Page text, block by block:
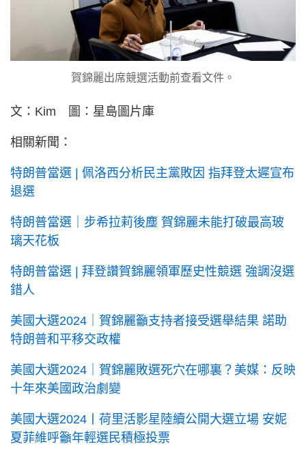
賀錦麗出席競選活動前查看文件。
文：Kim 圖：星島圖片庫
相關新聞：
特朗普當選 | 佩洛西分析民主黨敗因 指拜登太遲宣布
退選
特朗普當選｜步希拉莉後塵 賀錦麗未能打破最高玻
璃天花板
特朗普當選 | 拜登讚賀錦麗領軍歷史性競選 強調沒選
錯人
美國大選2024｜賀錦麗籲支持者接受選舉結果 諾助
特朗普和平移交政權
美國大選2024｜賀錦麗敗選死穴在哪裏？美媒：反映
十年來美國政治劇變
美國大選2024丨荷里活影星陸續公開大選立場 安妮
夏菲維呼籲年輕選民積極投票